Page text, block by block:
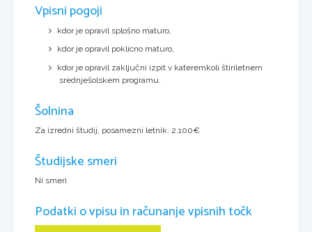
Vpisni pogoji
kdor je opravil splošno maturo,
kdor je opravil poklicno maturo,
kdor je opravil zaključni izpit v kateremkoli štiriletnem
srednješolskem programu.
Šolnina
Za izredni študij, posamezni letnik: 2.100€
Študijske smeri
Ni smeri
Podatki o vpisu in računanje vpisnih točk